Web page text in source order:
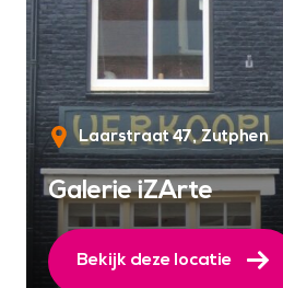
Laarstraat 47 Zutphen
Galerie iZArte
Bekijk deze locatie